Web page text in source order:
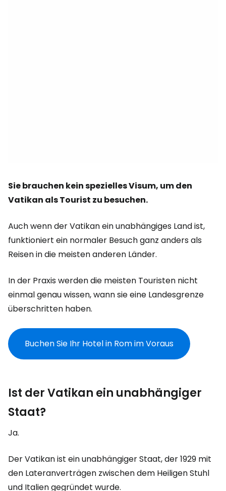
Sie brauchen kein spezielles Visum, um den
Vatikan als Tourist zu besuchen.
Auch wenn der Vatikan ein unabhängiges Land ist,
funktioniert ein normaler Besuch ganz anders als
Reisen in die meisten anderen Länder.
In der Praxis werden die meisten Touristen nicht
einmal genau wissen, wann sie eine Landesgrenze
überschritten haben.
Buchen Sie Ihr Hotel in Rom im Voraus
Ist der Vatikan ein unabhängiger
Staat?
Ja.
Der Vatikan ist ein unabhängiger Staat, der 1929 mit
den Lateranverträgen zwischen dem Heiligen Stuhl
und Italien gegründet wurde.